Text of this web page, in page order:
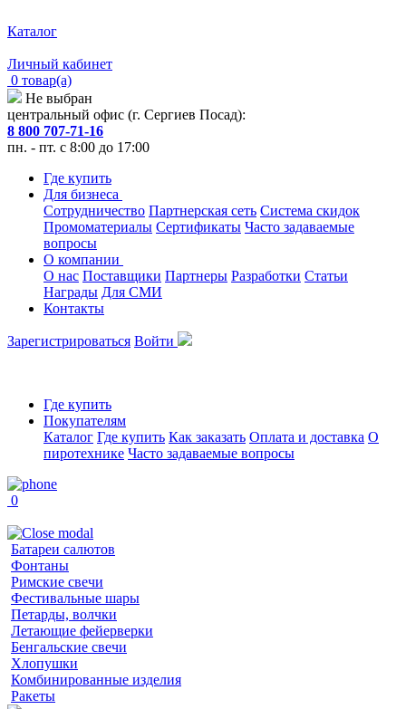
Каталог
Личный кабинет
0 товар(а)
Не выбран
центральный офис (г. Сергиев Посад):
8 800 707-71-16
пн. - пт. с 8:00 до 17:00
Где купить
Для бизнеса
Сотрудничество Партнерская сеть Система скидок
Промоматериалы Сертификаты Часто задаваемые
вопросы
О компании
О нас Поставщики Партнеры Разработки Статьи
Награды Для СМИ
Контакты
Зарегистрироваться Войти
Где купить
Покупателям
Каталог Где купить Как заказать Оплата и доставка О
пиротехнике Часто задаваемые вопросы
0
Батареи салютов
Фонтаны
Римские свечи
Фестивальные шары
Петарды, волчки
Летающие фейерверки
Бенгальские свечи
Хлопушки
Комбинированные изделия
Ракеты